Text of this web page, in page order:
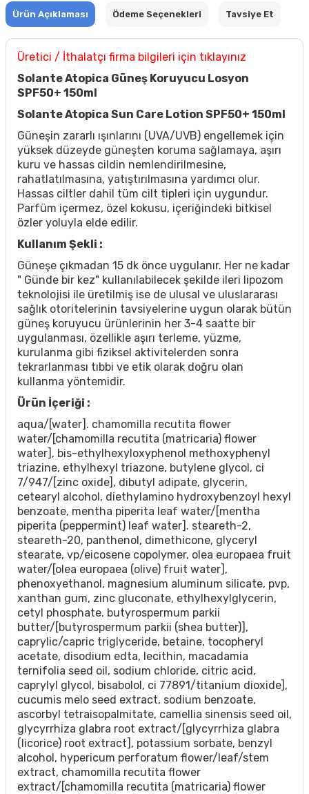
Ürün Açıklaması Ödeme Seçenekleri Tavsiye Et
Üretici / İthalatçı firma bilgileri için tıklayınız
Solante Atopica Güneş Koruyucu Losyon
SPF50+ 150ml
Solante Atopica Sun Care Lotion SPF50+ 150ml
Güneşin zararlı ışınlarını (UVA/UVB) engellemek için
yüksek düzeyde güneşten koruma sağlamaya, aşırı
kuru ve hassas cildin nemlendirilmesine,
rahatlatılmasına, yatıştırılmasına yardımcı olur.
Hassas ciltler dahil tüm cilt tipleri için uygundur.
Parfüm içermez, özel kokusu, içeriğindeki bitkisel
özler yoluyla elde edilir.
Kullanım Şekli :
Güneşe çıkmadan 15 dk önce uygulanır. Her ne kadar
" Günde bir kez" kullanılabilecek şekilde ileri lipozom
teknolojisi ile üretilmiş ise de ulusal ve uluslararası
sağlık otoritelerinin tavsiyelerine uygun olarak bütün
güneş koruyucu ürünlerinin her 3-4 saatte bir
uygulanması, özellikle aşırı terleme, yüzme,
kurulanma gibi fiziksel aktivitelerden sonra
tekrarlanması tıbbi ve etik olarak doğru olan
kullanma yöntemidir.
Ürün İçeriği :
aqua/[water]. chamomilla recutita flower
water/[chamomilla recutita (matricaria) flower
water], bis-ethylhexyloxyphenol methoxyphenyl
triazine, ethylhexyl triazone, butylene glycol, ci
7/947/[zinc oxide], dibutyl adipate, glycerin,
cetearyl alcohol, diethylamino hydroxybenzoyl hexyl
benzoate, mentha piperita leaf water/[mentha
piperita (peppermint) leaf water]. steareth-2,
steareth-20, panthenol, dimethicone, glyceryl
stearate, vp/eicosene copolymer, olea europaea fruit
water/[olea europaea (olive) fruit water],
phenoxyethanol, magnesium aluminum silicate, pvp,
xanthan gum, zinc gluconate, ethylhexylglycerin,
cetyl phosphate. butyrospermum parkii
butter/[butyrospermum parkii (shea butter)],
caprylic/capric triglyceride, betaine, tocopheryl
acetate, disodium edta, lecithin, macadamia
ternifolia seed oil, sodium chloride, citric acid,
caprylyl glycol, bisabolol, ci 77891/titanium dioxide],
cucumis melo seed extract, sodium benzoate,
ascorbyl tetraisopalmitate, camellia sinensis seed oil,
glycyrrhiza glabra root extract/[glycyrrhiza glabra
(licorice) root extract], potassium sorbate, benzyl
alcohol, hypericum perforatum flower/leaf/stem
extract, chamomilla recutita flower
extract/[chamomilla recutita (matricaria) flower